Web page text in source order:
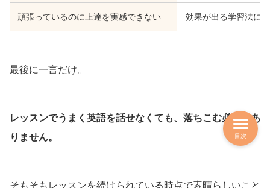
頑張っているのに上達を実感できない 効果が出る学習法に
最後に一言だけ。
レッスンでうまく英語を話せなくても、落ちこむ必要はあ
りません。
そもそもレッスンを続けられている時点で素晴らしいこと
目次